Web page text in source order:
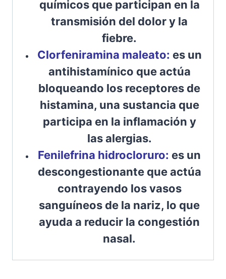
químicos que participan en la
transmisión del dolor y la
fiebre.
Clorfeniramina maleato: es un
antihistamínico que actúa
bloqueando los receptores de
histamina, una sustancia que
participa en la inflamación y
las alergias.
Fenilefrina hidrocloruro: es un
descongestionante que actúa
contrayendo los vasos
sanguíneos de la nariz, lo que
ayuda a reducir la congestión
nasal.